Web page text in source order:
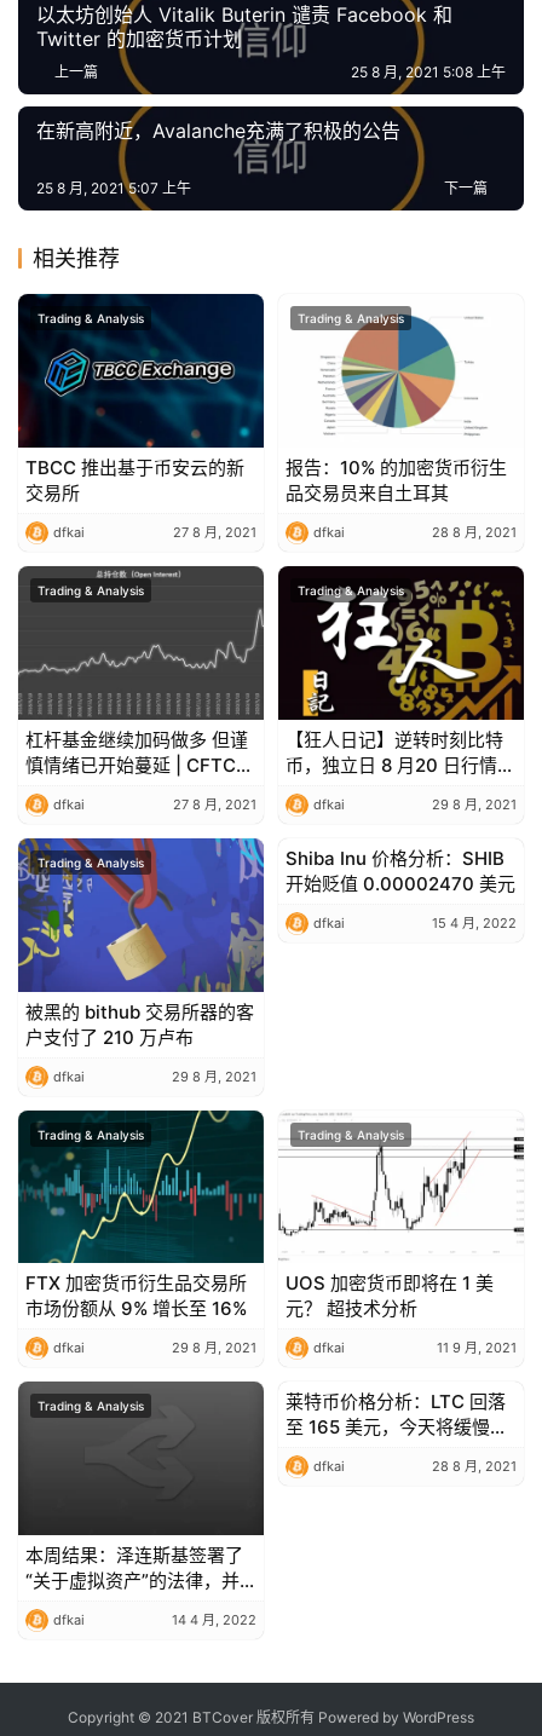
用
工
推
以太坊创始人 Vitalik Buterin 谴责 Facebook 和
Twitter 的加密货币计划
上一篇 25 8 月, 2021 5:08 上午
在新高附近，Avalanche充满了积极的公告
下一篇
25 8 月, 2021 5:07 上午
相关推荐
Trading & Analysis
TBCC 推出基于币安云的新
交易所
dfkai 27 8 月, 2021
Trading & Analysis
报告：10% 的加密货币衍生
品交易员来自土耳其
dfkai 28 8 月, 2021
Trading & Analysis
杠杆基金继续加码做多 但谨
慎情绪已开始蔓延 | CFTC
COT 比特币持仓周报
dfkai 27 8 月, 2021
Trading & Analysis
【狂人日记】逆转时刻比特
币，独立日 8 月20 日行情分
析
dfkai 29 8 月, 2021
Trading & Analysis
被黑的 bithub 交易所器的客
户支付了 210 万卢布
dfkai 29 8 月, 2021
Trading & Analysis
Shiba Inu 价格分析：SHIB
开始贬值 0.00002470 美元
dfkai 15 4 月, 2022
Trading & Analysis
FTX 加密货币衍生品交易所
市场份额从 9% 增长至 16%
dfkai 29 8 月, 2021
Trading & Analysis
UOS 加密货币即将在 1 美
元？ 超技术分析
dfkai 11 9 月, 2021
Trading & Analysis
本周结果：泽连斯基签署了
“关于虚拟资产”的法律，并
在俄罗斯联邦允许创建本地
加密货币交易所
dfkai 14 4 月, 2022
Trading & Analysis
莱特币价格分析：LTC 回落
至 165 美元，今天将缓慢逆
转？
dfkai 28 8 月, 2021
Copyright © 2021 BTCover 版权所有 Powered by WordPress